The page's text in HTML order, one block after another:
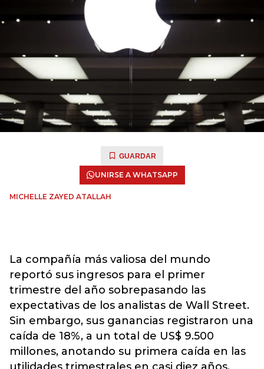
GUARDAR
UNIRSE A WHATSAPP
MICHELLE ZAYED ATALLAH
La compañía más valiosa del mundo
reportó sus ingresos para el primer
trimestre del año sobrepasando las
expectativas de los analistas de Wall Street.
Sin embargo, sus ganancias registraron una
caída de 18%, a un total de US$ 9.500
millones, anotando su primera caída en las